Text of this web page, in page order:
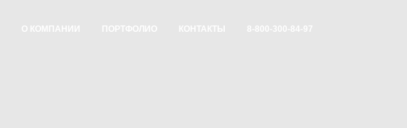
О КОМПАНИИ ПОРТФОЛИО КОНТАКТЫ 8-800-300-84-97